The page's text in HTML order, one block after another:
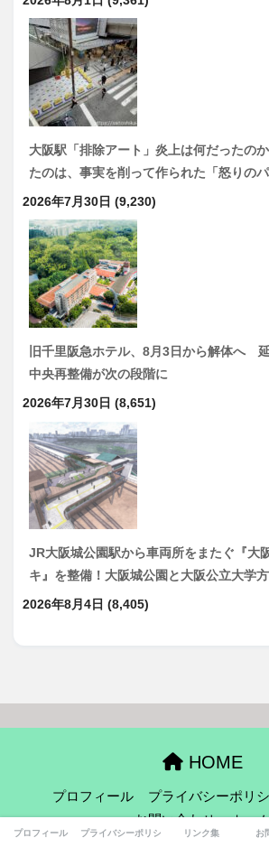
大阪駅「排除アート」炎上は何だったの
たのは、事実を削って作られた「怒りのパ
2026年7月30日 (9,230)
旧千里阪急ホテル、8月3日から解体へ
中央再整備が次の段階に
2026年7月30日 (8,651)
JR大阪城公園駅から車両所をまたぐ『大
キ』を整備！大阪城公園と大阪公立大学
2026年8月4日 (8,405)
HOME
プロフィール プライバシーポリ
お問い合わせ
ホー
プロフィール プライバシーポリシー リンク集 お